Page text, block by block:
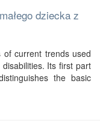
dziecka z
of current trends used
Its first part
the basic